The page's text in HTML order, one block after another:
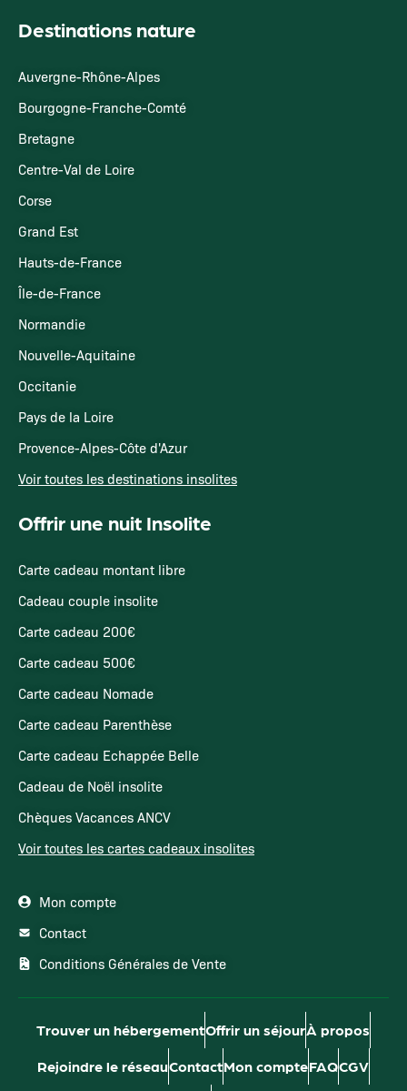
Destinations nature
Auvergne-Rhône-Alpes
Bourgogne-Franche-Comté
Bretagne
Centre-Val de Loire
Corse
Grand Est
Hauts-de-France
Île-de-France
Normandie
Nouvelle-Aquitaine
Occitanie
Pays de la Loire
Provence-Alpes-Côte d'Azur
Voir toutes les destinations insolites
Offrir une nuit Insolite
Carte cadeau montant libre
Cadeau couple insolite
Carte cadeau 200€
Carte cadeau 500€
Carte cadeau Nomade
Carte cadeau Parenthèse
Carte cadeau Echappée Belle
Cadeau de Noël insolite
Chèques Vacances ANCV
Voir toutes les cartes cadeaux insolites
Mon compte
Contact
Conditions Générales de Vente
Trouver un hébergementOffrir un séjourÀ propos
Rejoindre le réseauContactMon compteFAQCGV